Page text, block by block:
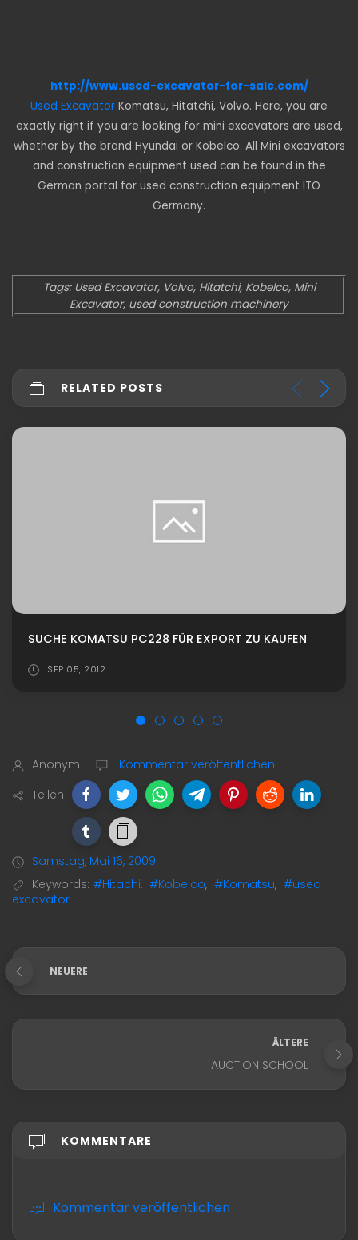
http://www.used-excavator-for-sale.com/
Used Excavator Komatsu, Hitatchi, Volvo. Here, you are
exactly right if you are looking for mini excavators are used,
whether by the brand Hyundai or Kobelco. All Mini excavators
and construction equipment used can be found in the
German portal for used construction equipment ITO
Germany.
Tags: Used Excavator, Volvo, Hitatchi, Kobelco, Mini
Excavator, used construction machinery
RELATED POSTS
SUCHE KOMATSU PC228 FÜR EXPORT ZU KAUFEN
SEP 05, 2012
Anonym
Kommentar veröffentlichen
Teilen
Samstag, Mai 16, 2009
Keywords: #Hitachi, #Kobelco, #Komatsu, #used
excavator
NEUERE
ÄLTERE
AUCTION SCHOOL
KOMMENTARE
Kommentar veröffentlichen